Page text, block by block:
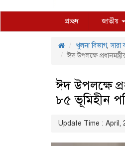
প্রচ্ছদ জাতীয়
খুলনা বিভাগ,সারা
ঈদ উপলক্ষে
ঈদ উপলক্ষে
৮৫ ভূমিহীন
Update Time : April,